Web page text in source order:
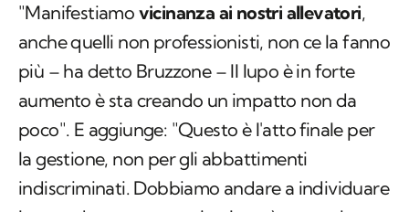
"Manifestiamo vicinanza ai nostri allevatori,
anche quelli non professionisti, non ce la fanno
più – ha detto Bruzzone – Il lupo è in forte
aumento è sta creando un impatto non da
poco". E aggiunge: "Questo è l'atto finale per
la gestione, non per gli abbattimenti
indiscriminati. Dobbiamo andare a individuare